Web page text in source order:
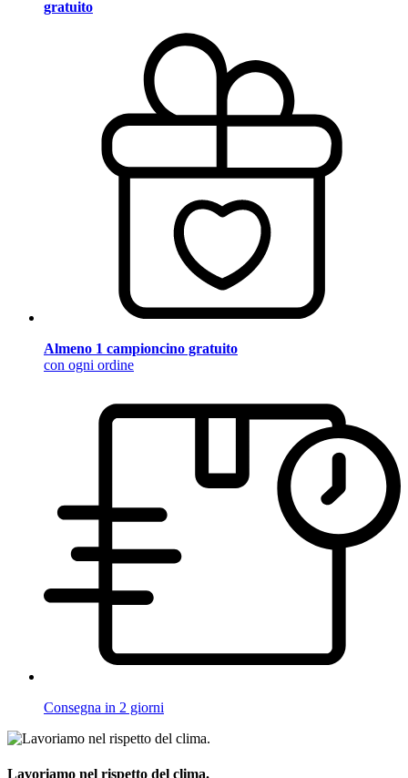
gratuito
Almeno 1 campioncino gratuito
con ogni ordine
Consegna in 2 giorni
Lavoriamo nel rispetto del clima.